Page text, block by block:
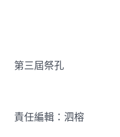
第三屆祭孔
責任編輯：泗榕